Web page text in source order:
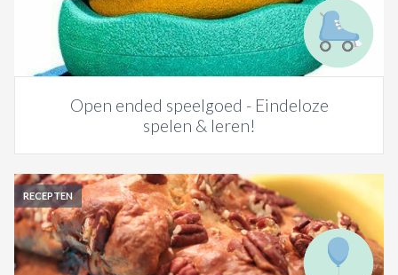
Open ended speelgoed - Eindeloze
spelen & leren!
RECEPTEN